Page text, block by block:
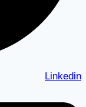
Linkedin